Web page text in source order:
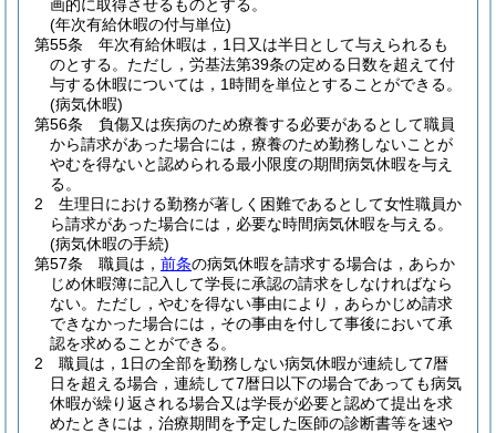
画的に取得させるものとする。
(年次有給休暇の付与単位)
第55条
年次有給休暇は，1日又は半日として与えられるも
のとする。 ただし，労基法第39条の定める日数を超えて付
与する休暇については，1時間を単位とすることができる。
(病気休暇)
第56条
負傷又は疾病のため療養する必要があるとして職員
から請求があった場合には，療養のため勤務しないことが
やむを得ないと認められる最小限度の期間病気休暇を与え
る。
2
生理日における勤務が著しく困難であるとして女性職員か
ら請求があった場合には，必要な時間病気休暇を与える。
(病気休暇の手続)
第57条
職員は， 前条の病気休暇を請求する場合は，あらか
じめ休暇簿に記入して学長に承認の請求をしなければなら
ない。 ただし，やむを得ない事由により，あらかじめ請求
できなかった場合には，その事由を付して事後において承
認を求めることができる。
2
職員は，1日の全部を勤務しない病気休暇が連続して7暦
日を超える場合，連続して7暦日以下の場合であっても病気
休暇が繰り返される場合又は学長が必要と認めて提出を求
めたときには，治療期間を予定した医師の診断書等を速や